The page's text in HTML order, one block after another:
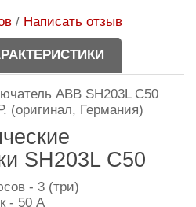
/ Написать отзыв
ABB SH203L C50
(оригинал, Германия)
SH203L C50
- 3 (три)
- 50 А